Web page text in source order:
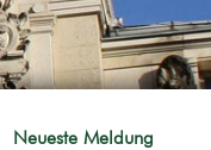
Neueste Meldung